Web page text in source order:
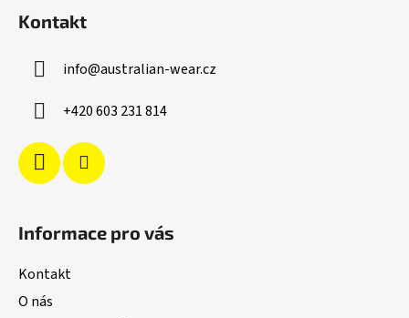
Kontakt
info@australian-wear.cz
+420 603 231 814
Informace pro vás
Kontakt
O nás